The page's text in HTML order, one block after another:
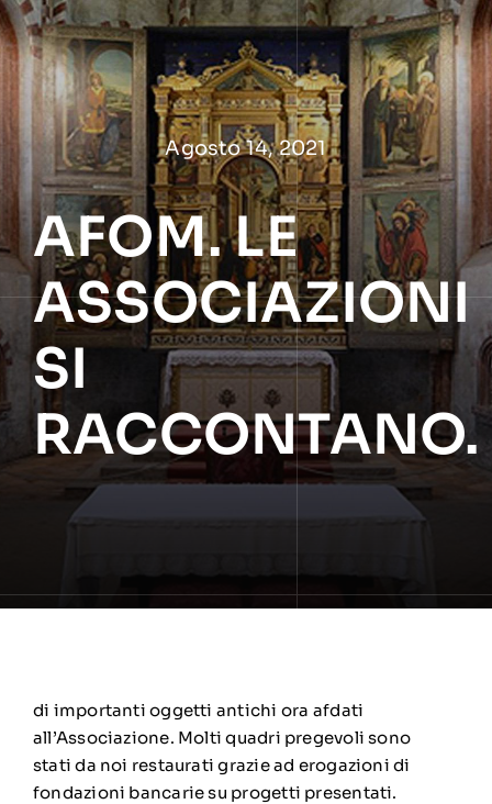
Salta
al
contenuto
Agosto 14, 2021
AFOM. LE
ASSOCIAZIONI
SI
RACCONTANO.
di importanti oggetti antichi ora afdati
all’Associazione. Molti quadri pregevoli sono
stati da noi restaurati grazie ad erogazioni di
fondazioni bancarie su progetti presentati.